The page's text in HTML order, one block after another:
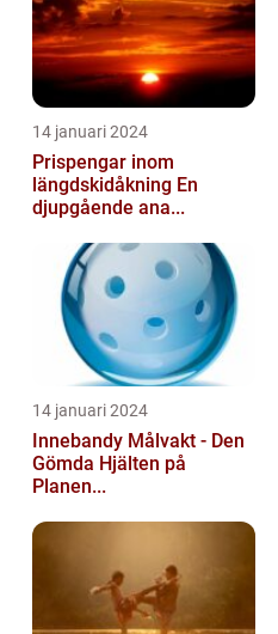
14 januari 2024
Prispengar inom
längdskidåkning En
djupgående ana...
14 januari 2024
Innebandy Målvakt - Den
Gömda Hjälten på
Planen...